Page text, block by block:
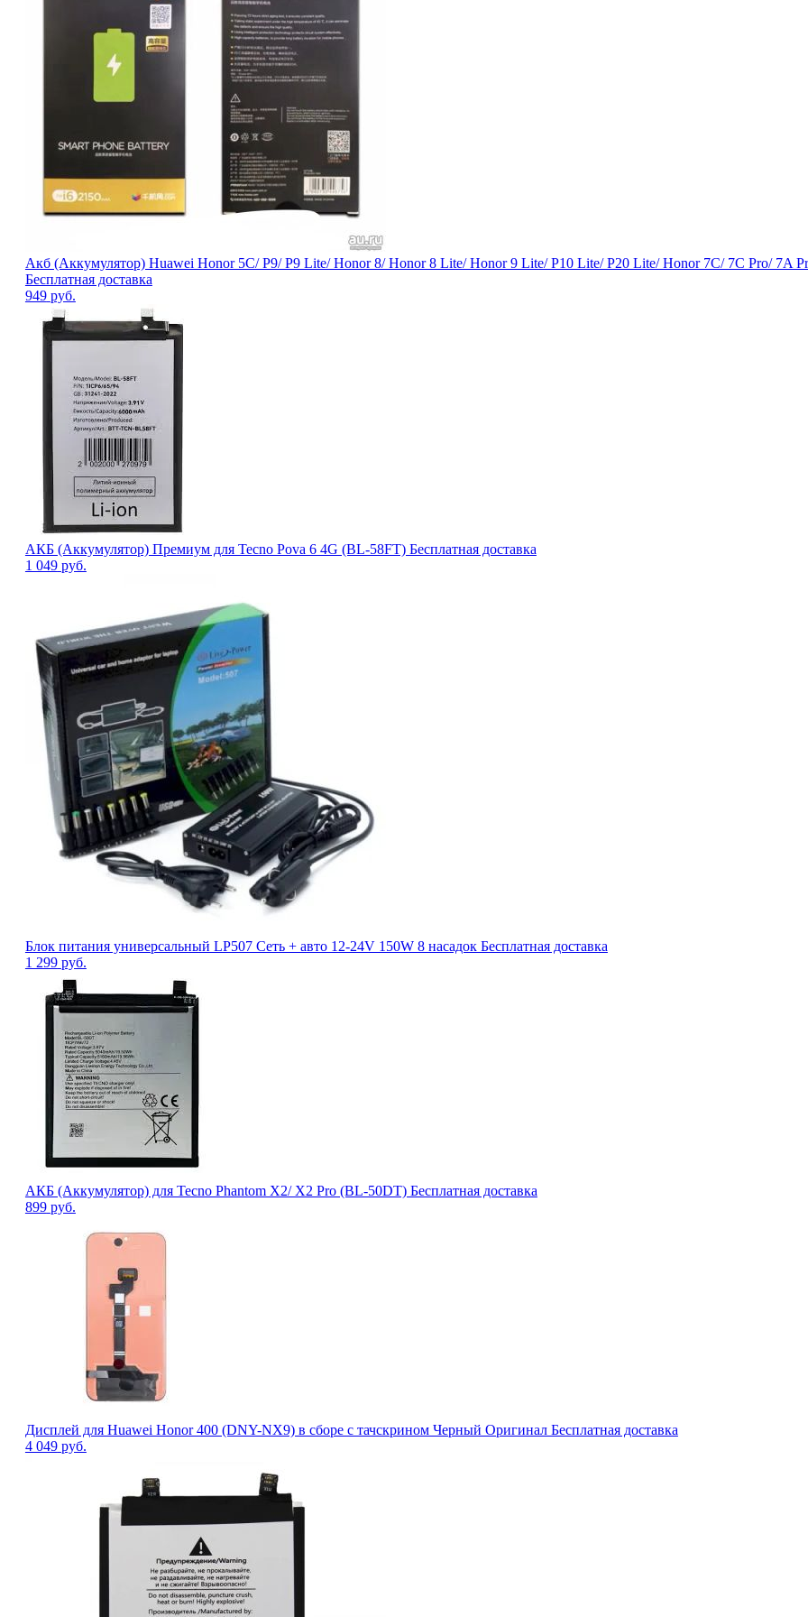
Акб (Аккумулятор) Huawei Honor 5C/ P9/ P9 Lite/ Honor 8/ Honor 8 Lite/ Honor 9 Lite/ P10 Lite/ P20 Lite/ Honor 7C/ 7C Pro/ 7A
Бесплатная доставка
949 руб.
АКБ (Аккумулятор) Премиум для Tecno Pova 6 4G (BL-58FT) Бесплатная доставка
1 049 руб.
Блок питания универсальный LP507 Сеть + авто 12-24V 150W 8 насадок Бесплатная доставка
1 299 руб.
АКБ (Аккумулятор) для Tecno Phantom X2/ X2 Pro (BL-50DT) Бесплатная доставка
899 руб.
Дисплей для Huawei Honor 400 (DNY-NX9) в сборе с тачскрином Черный Оригинал Бесплатная доставка
4 049 руб.